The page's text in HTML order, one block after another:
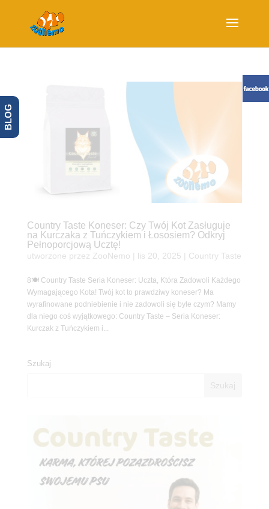
Country Taste Koneser: Czy Twój Kot Zasługuje
na Kurczaka z Tuńczykiem i Łososiem? Odkryj
Pełnoporcjową Ucztę!
utworzone przez ZooNemo lis 20, 2025 Country Taste
8🍽️ Country Taste Seria Koneser: Uczta, Która Zadowoli Każdego
Wymagającego Kota! Twój kot to prawdziwy koneser? Ma
wyrafinowane podniebienie i nie zadowoli się byle czym? Mamy
dla niego coś wyjątkowego: Country Taste – Seria Koneser:
Kurczak z Tuńczykiem i...
Szukaj
BLOG